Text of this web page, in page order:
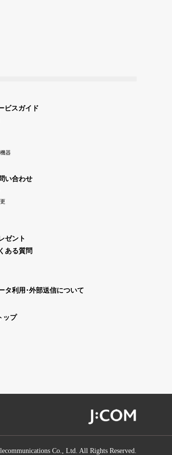
ビスガイド
器
い合わせ
ゼント
ある質問
タ利用･外部送信について
ップ
Co., Ltd. All Rights Reserved.